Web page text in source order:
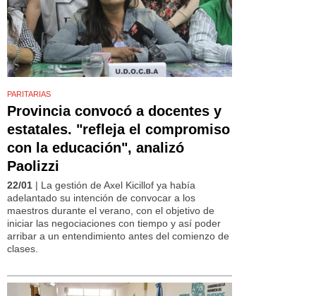
PARITARIAS
Provincia convocó a docentes y
estatales. "refleja el compromiso
con la educación", analizó
Paolizzi
22/01 | La gestión de Axel Kicillof ya había
adelantado su intención de convocar a los
maestros durante el verano, con el objetivo de
iniciar las negociaciones con tiempo y así poder
arribar a un entendimiento antes del comienzo de
clases.